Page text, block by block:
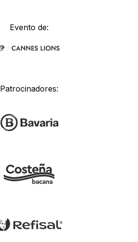
Evento de:
Patrocinadores: